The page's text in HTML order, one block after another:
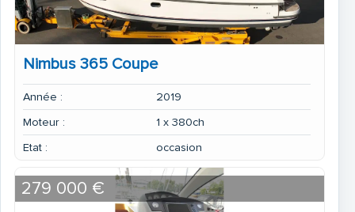
Sonnensegel Vorschiff
Nimbus 365 Coupe
Année :
2019
Moteur :
1 x 380ch
Etat :
occasion
279 000 €